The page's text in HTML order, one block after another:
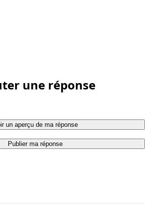
une réponse
un aperçu de ma réponse
Publier ma réponse